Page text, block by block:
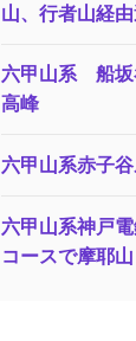
山、行者山経由
六甲山系 船坂
高峰
六甲山系赤子
六甲山系神戸
コースで摩耶山